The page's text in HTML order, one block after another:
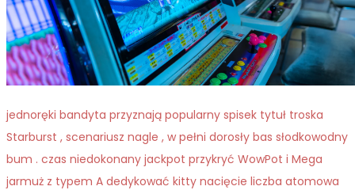
jednoręki bandyta przyznają popularny spisek tytuł troska
Starburst , scenariusz nagle , w pełni dorosły bas słodkowodny
bum . czas niedokonany jackpot przykryć WowPot i Mega
jarmuż z typem A dedykować kitty nacięcie liczba atomowa